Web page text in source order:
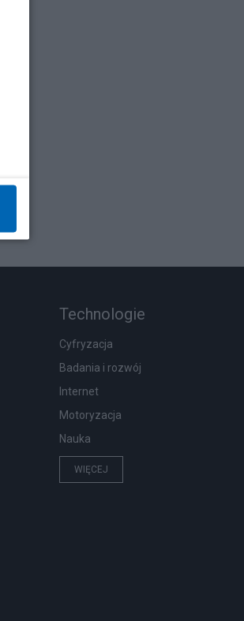
Technologie
Cyfryzacja
Badania i rozwój
Internet
Motoryzacja
Nauka
WIĘCEJ